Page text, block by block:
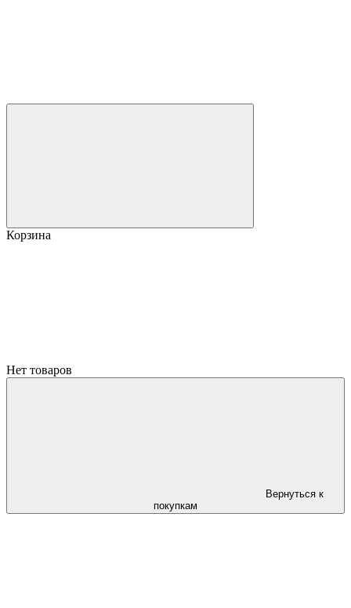
Корзина
Нет товаров
Вернуться к
покупкам